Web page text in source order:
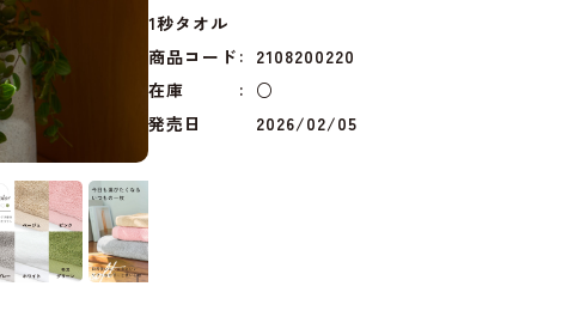
1秒タオル
商品コード
2108200220
在庫
○
発売日
2026/02/05